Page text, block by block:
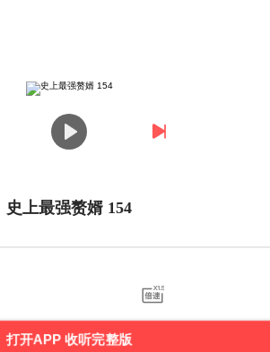
史上最强赘婿 154
打开APP 收听完整版